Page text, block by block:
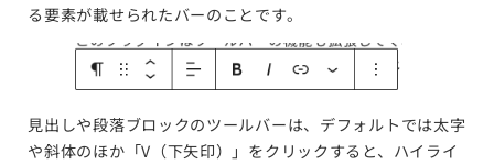
る要素が載せられたバーのことです。
見出しや段落ブロックのツールバーは、デフォルトでは太字
や斜体のほか「V（下矢印）」をクリックすると、ハイライ